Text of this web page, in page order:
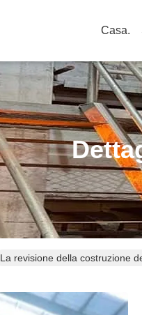
Casa.
La revisione della costruzione